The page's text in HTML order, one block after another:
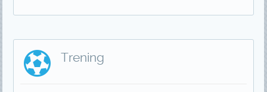
Trening